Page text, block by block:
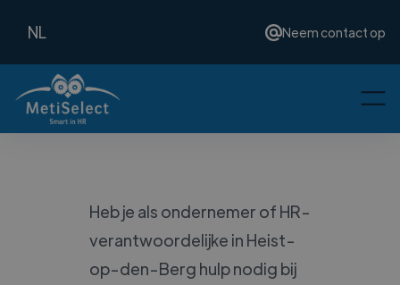
NL Neem contact op
Heb je als ondernemer of HR-
verantwoordelijke in Heist-
op-den-Berg hulp nodig bij